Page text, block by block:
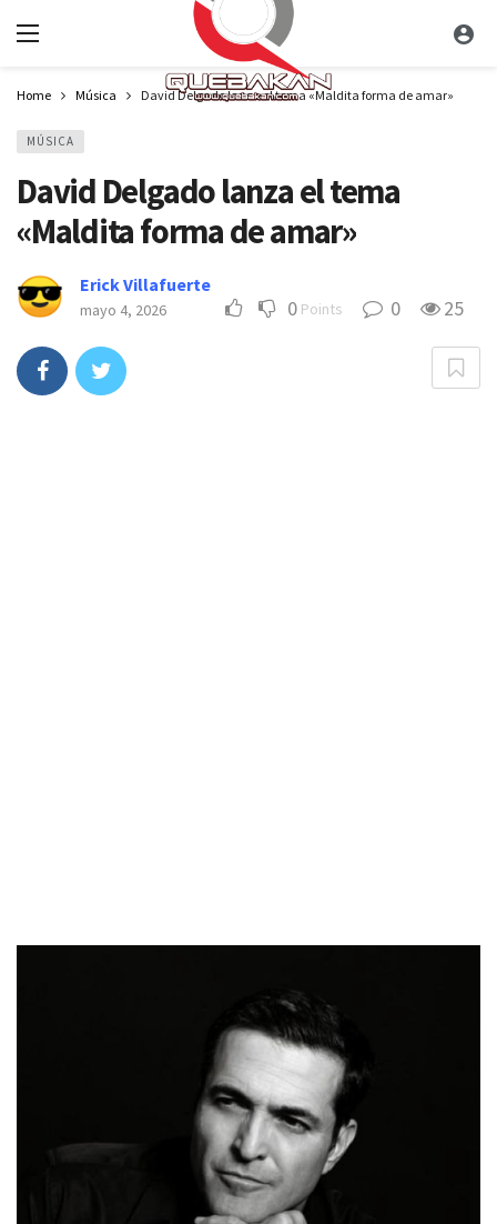
Home Música David Delgado lanza el tema «Maldita forma de amar»
MÚSICA
David Delgado lanza el tema
«Maldita forma de amar»
Erick Villafuerte
mayo 4, 2026 0 Points 0 25